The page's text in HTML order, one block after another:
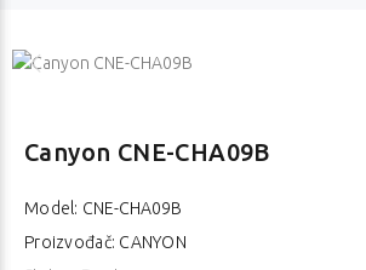
Canyon CNE-CHA09B
Model: CNE-CHA09B
Proizvođač: CANYON